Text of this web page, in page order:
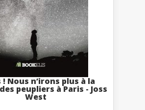
! Nous n’irons plus à la
peupliers à Paris - Joss
West